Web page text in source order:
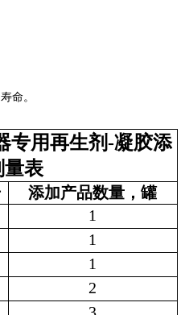
命。
专用再生剂-凝胶添
量表
添加产品数量，罐
1
1
1
2